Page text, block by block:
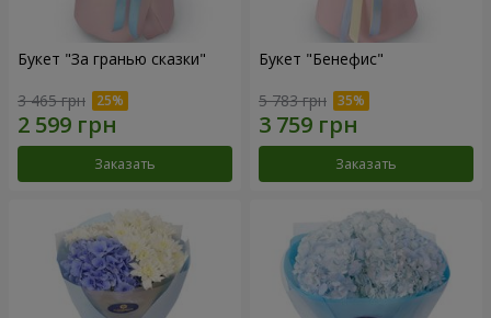
Букет "За гранью сказки"
3 465 грн
Заказать
Букет "Бенефис"
5 783 грн
Заказать